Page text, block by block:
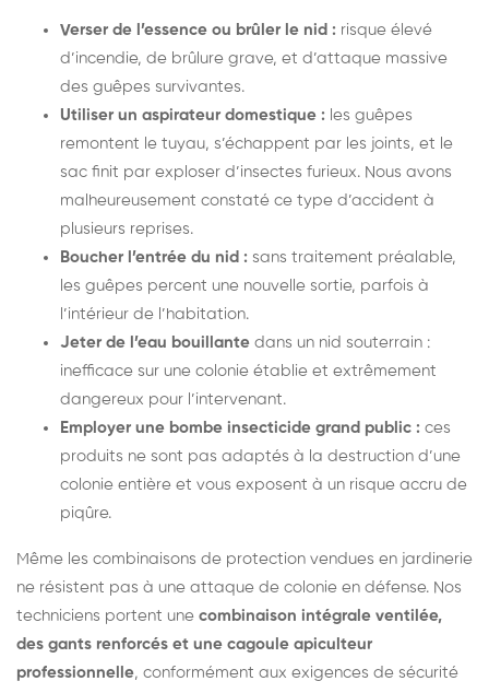
Verser de l’essence ou brûler le nid : risque élevé
d’incendie, de brûlure grave, et d’attaque massive
des guêpes survivantes.
Utiliser un aspirateur domestique : les guêpes
remontent le tuyau, s’échappent par les joints, et le
sac finit par exploser d’insectes furieux. Nous avons
malheureusement constaté ce type d’accident à
plusieurs reprises.
Boucher l’entrée du nid : sans traitement préalable,
les guêpes percent une nouvelle sortie, parfois à
l’intérieur de l’habitation.
Jeter de l’eau bouillante dans un nid souterrain :
inefficace sur une colonie établie et extrêmement
dangereux pour l’intervenant.
Employer une bombe insecticide grand public : ces
produits ne sont pas adaptés à la destruction d’une
colonie entière et vous exposent à un risque accru de
piqûre.
Même les combinaisons de protection vendues en jardinerie
ne résistent pas à une attaque de colonie en défense. Nos
techniciens portent une combinaison intégrale ventilée,
des gants renforcés et une cagoule apiculteur
professionnelle, conformément aux exigences de sécurité